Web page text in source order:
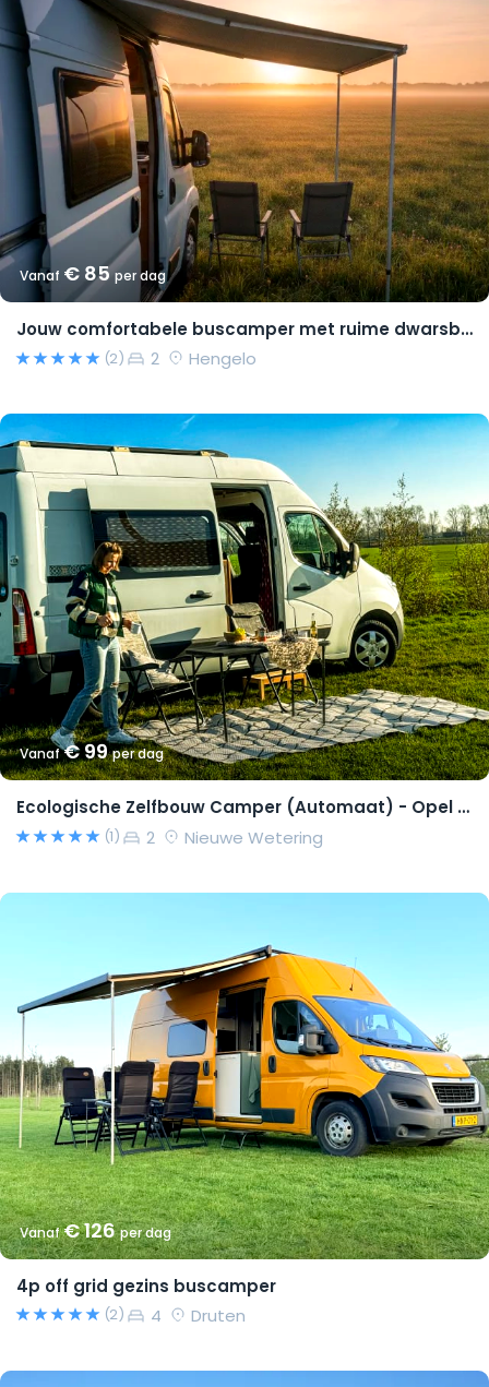
Vanaf € 85per dag
Jouw comfortabele buscamper met ruime dwarsbedden en natural look(s)!
(2) 2 Hengelo
Vanaf€ 99per dag
Ecologische Zelfbouw Camper (Automaat) - Opel Movano 2015 – Richard
(1) 2 Nieuwe Wetering
Vanaf€ 126per dag
4p off grid gezins buscamper
(2) 4 Druten